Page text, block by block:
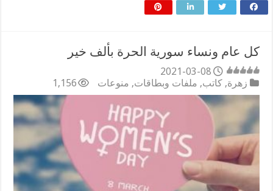
كل عام ونساء سورية الحرة بألف خير
2021-03-08
زهرة, كاتب, ملفات وبطاقات, منوعات 1,156